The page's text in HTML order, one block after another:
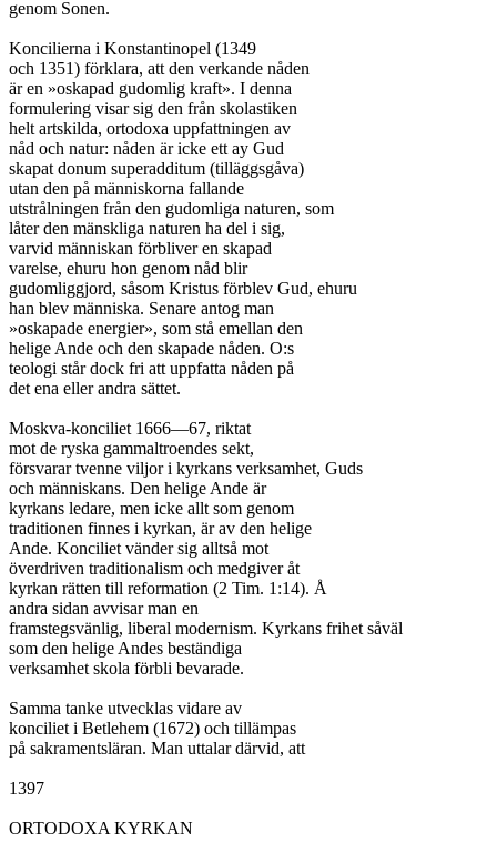
genom Sonen.
Koncilierna i Konstantinopel (1349
och 1351) förklara, att den verkande nåden
är en »oskapad gudomlig kraft». I denna
formulering visar sig den från skolastiken
helt artskilda, ortodoxa uppfattningen av
nåd och natur: nåden är icke ett ay Gud
skapat donum superadditum (tilläggsgåva)
utan den på människorna fallande
utstrålningen från den gudomliga naturen, som
låter den mänskliga naturen ha del i sig,
varvid människan förbliver en skapad
varelse, ehuru hon genom nåd blir
gudomliggjord, såsom Kristus förblev Gud, ehuru
han blev människa. Senare antog man
»oskapade energier», som stå emellan den
helige Ande och den skapade nåden. O:s
teologi står dock fri att uppfatta nåden på
det ena eller andra sättet.
Moskva-konciliet 1666—67, riktat
mot de ryska gammaltroendes sekt,
försvarar tvenne viljor i kyrkans verksamhet, Guds
och människans. Den helige Ande är
kyrkans ledare, men icke allt som genom
traditionen finnes i kyrkan, är av den helige
Ande. Konciliet vänder sig alltså mot
överdriven traditionalism och medgiver åt
kyrkan rätten till reformation (2 Tim. 1:14). Å
andra sidan avvisar man en
framstegsvänlig, liberal modernism. Kyrkans frihet såväl
som den helige Andes beständiga
verksamhet skola förbli bevarade.
Samma tanke utvecklas vidare av
konciliet i Betlehem (1672) och tillämpas
på sakramentsläran. Man uttalar därvid, att
1397
ORTODOXA KYRKAN